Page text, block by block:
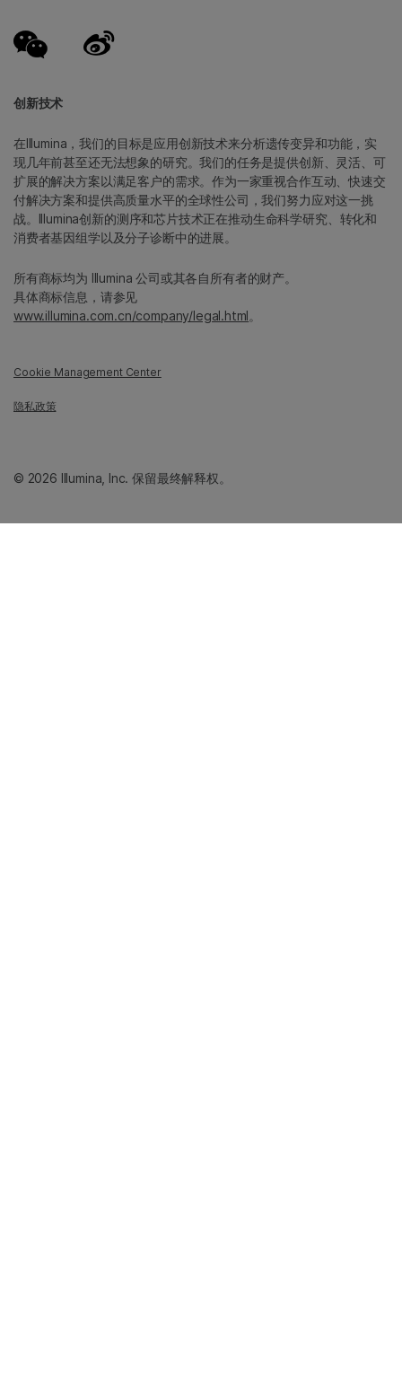
创新技术
在Illumina，我们的目标是应用创新技术来分析遗传变异和功能，实
现几年前甚至还无法想象的研究。我们的任务是提供创新、灵活、可
扩展的解决方案以满足客户的需求。作为一家重视合作互动、快速交
付解决方案和提供高质量水平的全球性公司，我们努力应对这一挑
战。Illumina创新的测序和芯片技术正在推动生命科学研究、转化和
消费者基因组学以及分子诊断中的进展。
所有商标均为 Illumina 公司或其各自所有者的财产。
具体商标信息，请参见
www.illumina.com.cn/company/legal.html。
Cookie Management Center
隐私政策
© 2026 Illumina, Inc. 保留最终解释权。